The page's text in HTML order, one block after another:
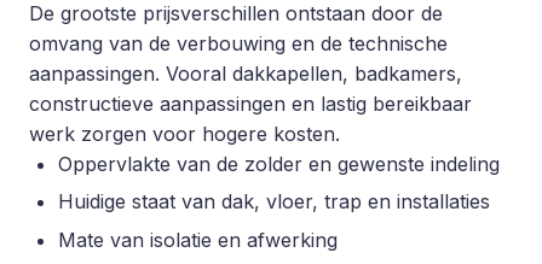
De grootste prijsverschillen ontstaan door de
omvang van de verbouwing en de technische
aanpassingen. Vooral dakkapellen, badkamers,
constructieve aanpassingen en lastig bereikbaar
werk zorgen voor hogere kosten.
Oppervlakte van de zolder en gewenste indeling
Huidige staat van dak, vloer, trap en installaties
Mate van isolatie en afwerking